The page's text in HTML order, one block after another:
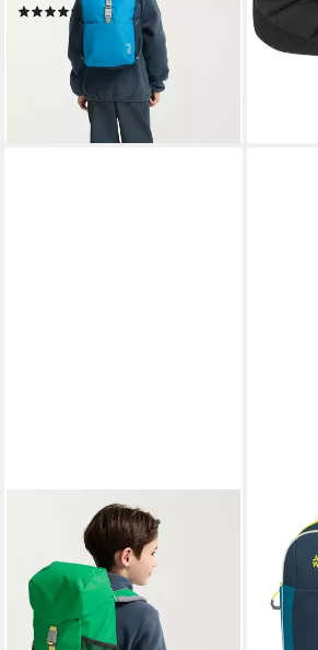
(2)
29,99 € UVP 50,00 €
lieferbar - in 6-8 Werktagen bei dir
ab
-38%
lieferbar